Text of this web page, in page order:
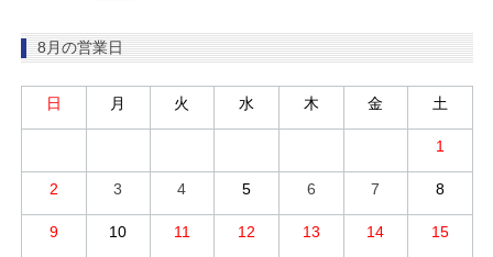
8月の営業日
日 月 火 水 木 金 土
1
2 3 4 5 6 7 8
9 10 11 12 13 14 15